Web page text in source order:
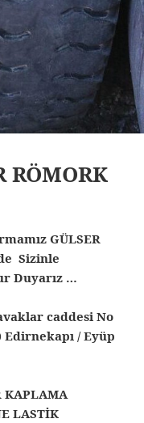
RÖMORK
GÜLSER
Sizinle
Duyarız …
caddesi No
/ Eyüp
KAPLAMA
LASTİK